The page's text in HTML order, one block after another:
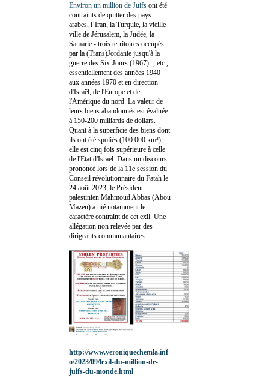
Environ un million de Juifs ont été
contraints de quitter des pays
arabes, l’Iran, la Turquie, la vieille
ville de Jérusalem, la Judée, la
Samarie - trois territoires occupés
par la (Trans)Jordanie jusqu'à la
guerre des Six-Jours (1967) -, etc.,
essentiellement des années 1940
aux années 1970 et en direction
d'Israël, de l'Europe et de
l'Amérique du nord. La valeur de
leurs biens abandonnés est évaluée
à 150-200 milliards de dollars.
Quant à la superficie des biens dont
ils ont été spoliés (100 000 km²),
elle est cinq fois supérieure à celle
de l'Etat d'Israël. Dans un discours
prononcé lors de la 11e session du
Conseil révolutionnaire du Fatah le
24 août 2023, le Président
palestinien Mahmoud Abbas (Abou
Mazen) a nié notamment le
caractère contraint de cet exil. Une
allégation non relevée par des
dirigeants communautaires.
http://www.veroniquechemla.inf
o/2023/09/lexil-du-million-de-
juifs-du-monde.html